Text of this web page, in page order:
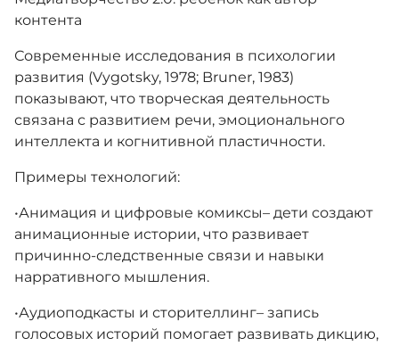
контента
Современные исследования в психологии
развития (Vygotsky, 1978; Bruner, 1983)
показывают, что творческая деятельность
связана с развитием речи, эмоционального
интеллекта и когнитивной пластичности.
Примеры технологий:
​•​Анимация и цифровые комиксы– дети создают
анимационные истории, что развивает
причинно-следственные связи и навыки
нарративного мышления.
​•​Аудиоподкасты и сторителлинг– запись
голосовых историй помогает развивать дикцию,